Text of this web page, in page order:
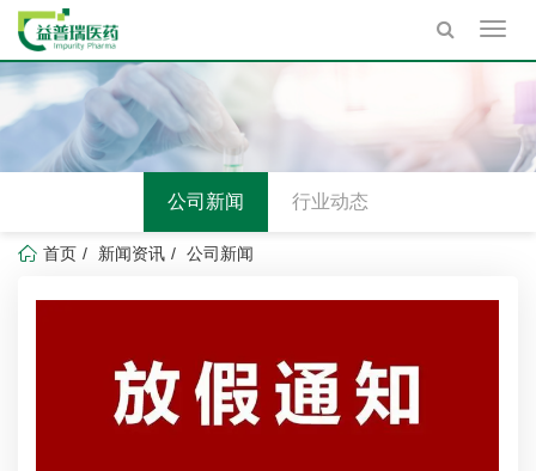
公司新闻 行业动态
首页 新闻资讯 公司新闻